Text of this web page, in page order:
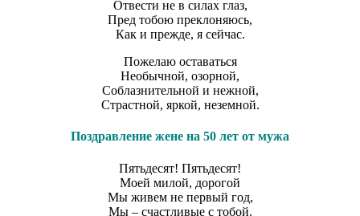
Отвести не в силах глаз,
Пред тобою преклоняюсь,
Как и прежде, я сейчас.
Пожелаю оставаться
Необычной, озорной,
Соблазнительной и нежной,
Страстной, яркой, неземной.
Поздравление жене на 50 лет от мужа
Пятьдесят! Пятьдесят!
Моей милой, дорогой
Мы живем не первый год,
Мы – счастливые с тобой.